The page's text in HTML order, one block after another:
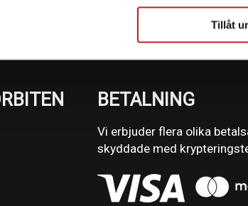
Tillåt
BETALNING
Vi erbjuder flera olika
skyddade med